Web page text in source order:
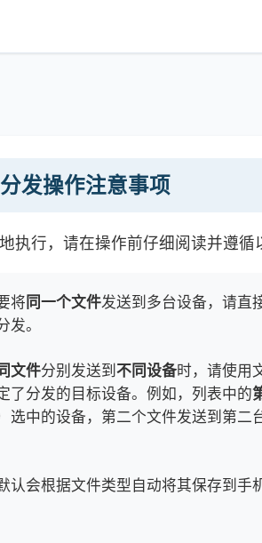
发操作注意事项
执行，请在操作前仔细阅读并遵循
将同一个文件发送到多台设备，请直
。
文件分别发送到不同设备时，请使用
了分发的目标设备。例如，列表中的
选中的设备，第二个文件发送到第二
认会根据文件类型自动将其保存到手